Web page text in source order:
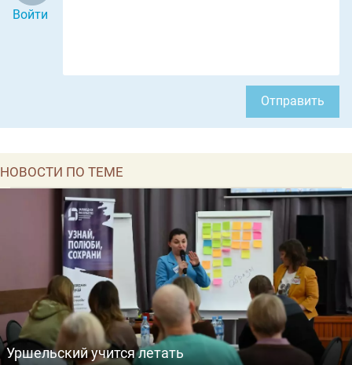
Войти
Отправить
НОВОСТИ ПО ТЕМЕ
Уршельский учится летать